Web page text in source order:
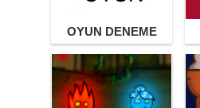
OYUN DENEME